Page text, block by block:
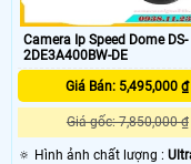
Camera Ip Speed Dome DS-
2DE3A400BW-DE
Giá Bán: 5,495,000 ₫
Giá gốc: 7,850,000 ₫
🔅 Hình ảnh chất lượng :